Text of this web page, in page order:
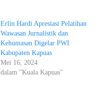
Erlin Hardi Apresiasi Pelatihan
Wawasan Jurnalistik dan
Kehumasan Digelar PWI
Kabupaten Kapuas
Mei 16, 2024
dalam "Kuala Kapuas"